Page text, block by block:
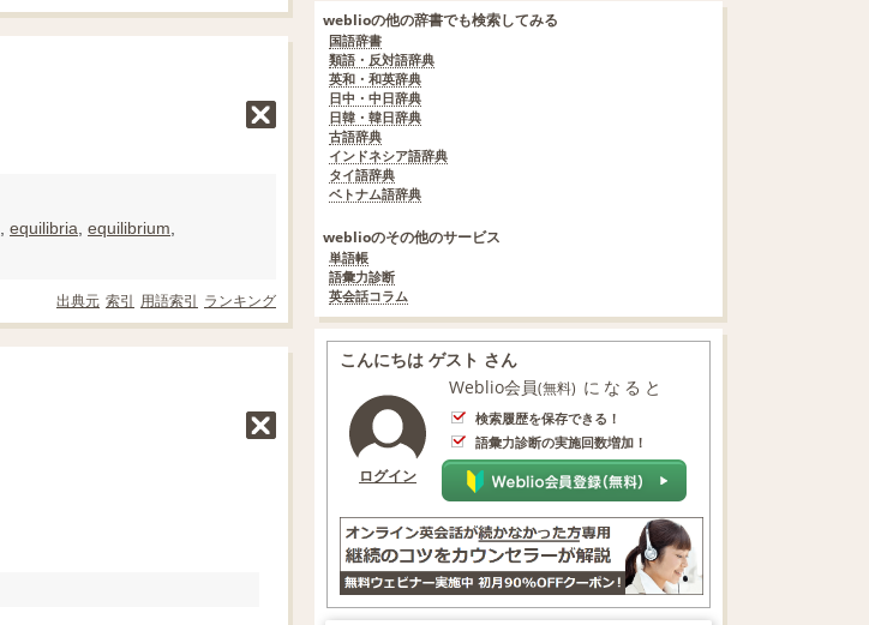
equilibria equilibrium
出典元 索引 用語索引 ランキング
weblioの他の辞書でも検索してみる
国語辞書
類語・反対語辞典
英和・和英辞典
日中・中日辞典
日韓・韓日辞典
古語辞典
インドネシア語辞典
タイ語辞典
ベトナム語辞典
weblioのその他のサービス
単語帳
語彙力診断
英会話コラム
こんにちは ゲスト さん
ログイン
Weblio会員(無料) になると
検索履歴を保存できる！
語彙力診断の実施回数増加！